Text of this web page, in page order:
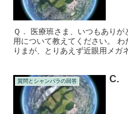
Ｑ． 医療班さま、いつもあり
用について教えてください。
りまが、とりあえず近眼用メガ
１日PC画面を見ているおり、
質問とシャンバラの回答 C.